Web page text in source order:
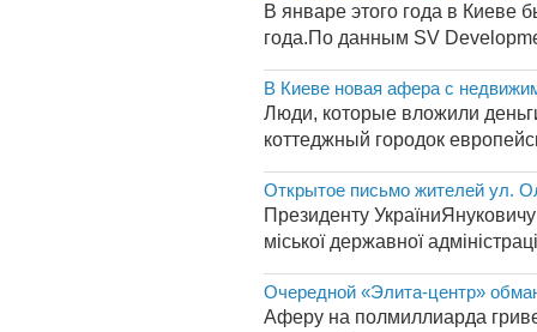
В январе этого года в Киеве
года.По данным SV
В Киеве новая афера с
Люди, которые вложили
коттеджный городок
Открытое письмо жителей ул.
Президенту
міської державної
Очередной «Элита-центр»
Аферу на полмиллиарда